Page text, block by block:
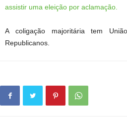
assistir uma eleição por aclamação.
A coligação majoritária tem
Republicanos.